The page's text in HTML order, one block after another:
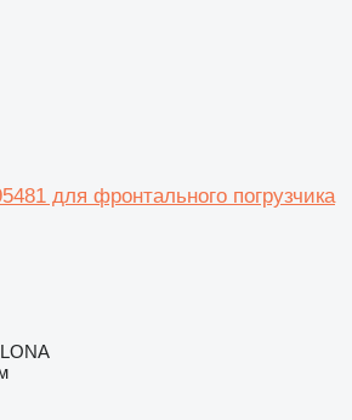
для фронтального погрузчика